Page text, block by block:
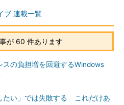
ブ 連載一覧
が 60 件あります
スの負担増を回避するWindows
たい」では失敗する これだけあ